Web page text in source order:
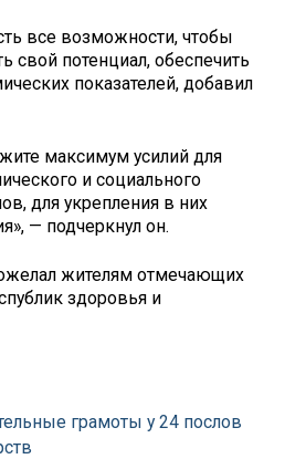
все возможности, чтобы
свой потенциал, обеспечить
показателей, добавил
максимум усилий для
и социального
для укрепления в них
— подчеркнул он.
жителям отмечающих
здоровья и
грамоты у 24 послов